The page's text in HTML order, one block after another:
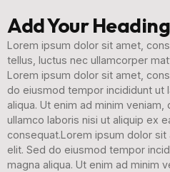
Add Your
Lorem ipsum dolor sit amet,
tellus, luctus nec ullamcorper
Lorem ipsum dolor sit amet,
do eiusmod tempor incididunt ut
aliqua. Ut enim ad minim
ullamco laboris nisi ut aliquip ex
consequat.Lorem ipsum dolor
elit. Sed do eiusmod tempor
magna aliqua. Ut enim ad minim